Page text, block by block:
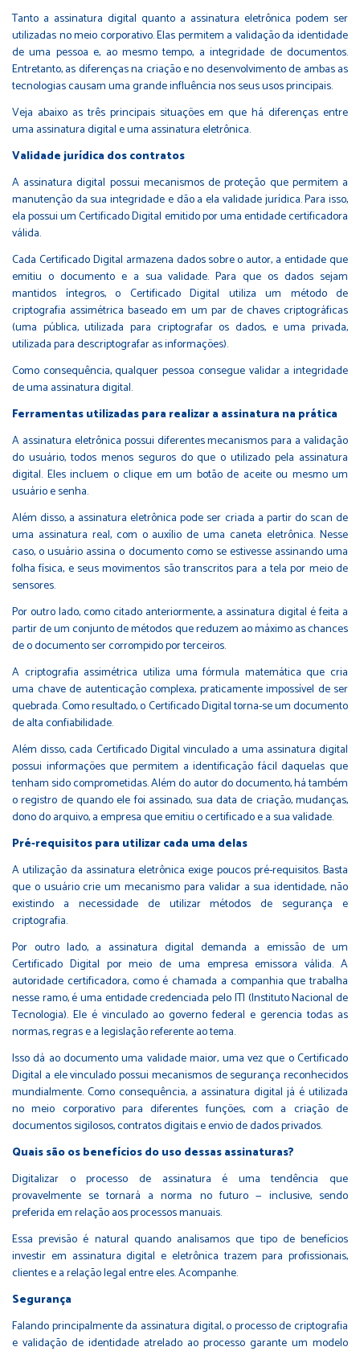
Tanto a assinatura digital quanto a assinatura eletrônica podem ser
utilizadas no meio corporativo. Elas permitem a validação da identidade
de uma pessoa e, ao mesmo tempo, a integridade de documentos.
Entretanto, as diferenças na criação e no desenvolvimento de ambas as
tecnologias causam uma grande influência nos seus usos principais.
Veja abaixo as três principais situações em que há diferenças entre
uma assinatura digital e uma assinatura eletrônica.
Validade jurídica dos contratos
A assinatura digital possui mecanismos de proteção que permitem a
manutenção da sua integridade e dão a ela validade jurídica. Para isso,
ela possui um Certificado Digital emitido por uma entidade certificadora
válida.
Cada Certificado Digital armazena dados sobre o autor, a entidade que
emitiu o documento e a sua validade. Para que os dados sejam
mantidos íntegros, o Certificado Digital utiliza um método de
criptografia assimétrica baseado em um par de chaves criptográficas
(uma pública, utilizada para criptografar os dados, e uma privada,
utilizada para descriptografar as informações).
Como consequência, qualquer pessoa consegue validar a integridade
de uma assinatura digital.
Ferramentas utilizadas para realizar a assinatura na prática
A assinatura eletrônica possui diferentes mecanismos para a validação
do usuário, todos menos seguros do que o utilizado pela assinatura
digital. Eles incluem o clique em um botão de aceite ou mesmo um
usuário e senha.
Além disso, a assinatura eletrônica pode ser criada a partir do scan de
uma assinatura real, com o auxílio de uma caneta eletrônica. Nesse
caso, o usuário assina o documento como se estivesse assinando uma
folha física, e seus movimentos são transcritos para a tela por meio de
sensores.
Por outro lado, como citado anteriormente, a assinatura digital é feita a
partir de um conjunto de métodos que reduzem ao máximo as chances
de o documento ser corrompido por terceiros.
A criptografia assimétrica utiliza uma fórmula matemática que cria
uma chave de autenticação complexa, praticamente impossível de ser
quebrada. Como resultado, o Certificado Digital torna-se um documento
de alta confiabilidade.
Além disso, cada Certificado Digital vinculado a uma assinatura digital
possui informações que permitem a identificação fácil daquelas que
tenham sido comprometidas. Além do autor do documento, há também
o registro de quando ele foi assinado, sua data de criação, mudanças,
dono do arquivo, a empresa que emitiu o certificado e a sua validade.
Pré-requisitos para utilizar cada uma delas
A utilização da assinatura eletrônica exige poucos pré-requisitos. Basta
que o usuário crie um mecanismo para validar a sua identidade, não
existindo a necessidade de utilizar métodos de segurança e
criptografia.
Por outro lado, a assinatura digital demanda a emissão de um
Certificado Digital por meio de uma empresa emissora válida. A
autoridade certificadora, como é chamada a companhia que trabalha
nesse ramo, é uma entidade credenciada pelo ITI (Instituto Nacional de
Tecnologia). Ele é vinculado ao governo federal e gerencia todas as
normas, regras e a legislação referente ao tema.
Isso dá ao documento uma validade maior, uma vez que o Certificado
Digital a ele vinculado possui mecanismos de segurança reconhecidos
mundialmente. Como consequência, a assinatura digital já é utilizada
no meio corporativo para diferentes funções, com a criação de
documentos sigilosos, contratos digitais e envio de dados privados.
Quais são os benefícios do uso dessas assinaturas?
Digitalizar o processo de assinatura é uma tendência que
provavelmente se tornará a norma no futuro — inclusive, sendo
preferida em relação aos processos manuais.
Essa previsão é natural quando analisamos que tipo de benefícios
investir em assinatura digital e eletrônica trazem para profissionais,
clientes e a relação legal entre eles. Acompanhe.
Segurança
Falando principalmente da assinatura digital, o processo de criptografia
e validação de identidade atrelado ao processo garante um modelo